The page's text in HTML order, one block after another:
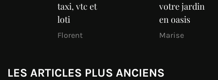
taxi, vtc et
loti
Florent
votre jardin
en oasis
Marise
LES ARTICLES PLUS ANCIENS